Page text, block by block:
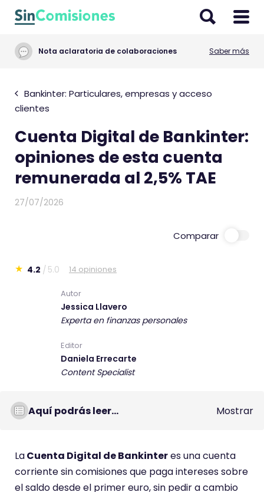
Nota aclaratoria de colaboraciones Saber más
Bankinter: Particulares, empresas y acceso
clientes
Cuenta Digital de Bankinter:
opiniones de esta cuenta
remunerada al 2,5% TAE
27/07/2026
Comparar
E
n
t
r
i
o
4.2 5.0 14 opiniones
Autor
Jessica Llavero
Experta en finanzas personales
Editor
Daniela Errecarte
Content Specialist
Aquí podrás leer... Mostrar
LaCuenta Digital de Bankinteres una cuenta
corriente sin comisiones que paga intereses sobre
el saldo desde el primer euro, sin pedir a cambio